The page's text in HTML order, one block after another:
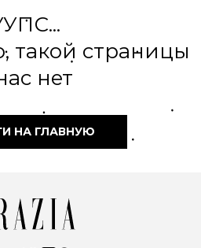
такой страницы
нет
НА ГЛАВНУЮ